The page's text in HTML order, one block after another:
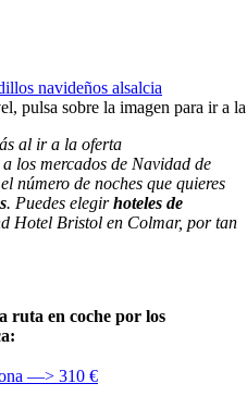
pulsa sobre la imagen para ir a
al ir a la oferta
los mercados de Navidad de
el número de noches que quieres
. Puedes elegirhoteles de
Hotel Bristol en Colmar, por tan
ruta en coche por los
—> 310 €